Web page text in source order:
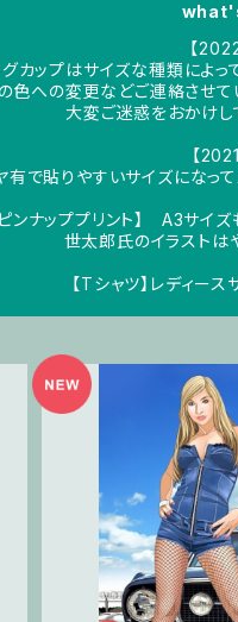
【
グカップはサイズな種類によ
への変更などご連絡させて
大変ご迷惑をおかけし
【
で貼りやすいサイズになっ
ピンナッププリント】 A3サイ
世太郎氏のイラストは
【Tシャツ】レディー